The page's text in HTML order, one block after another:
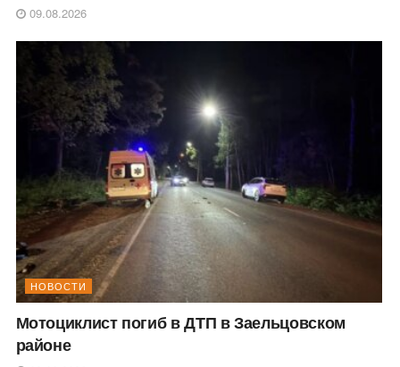
09.08.2026
НОВОСТИ
Мотоциклист погиб в ДТП в Заельцовском
районе